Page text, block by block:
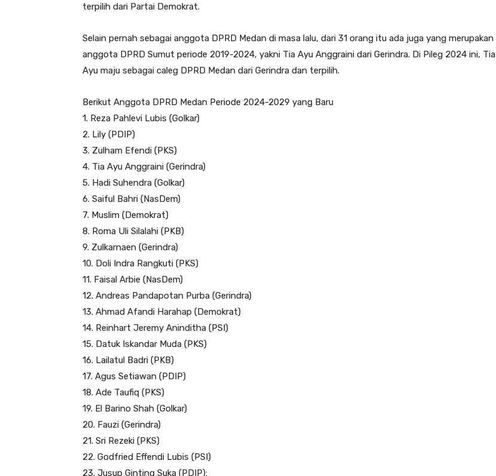
terpilih dari Partai Demokrat.
Selain pernah sebagai anggota DPRD Medan di masa lalu, dari 31 orang itu ada juga yang merupakan
anggota DPRD Sumut periode 2019-2024, yakni Tia Ayu Anggraini dari Gerindra. Di Pileg 2024 ini, Tia
Ayu maju sebagai caleg DPRD Medan dari Gerindra dan terpilih.
Berikut Anggota DPRD Medan Periode 2024-2029 yang Baru
1. Reza Pahlevi Lubis (Golkar)
2. Lily (PDIP)
3. Zulham Efendi (PKS)
4. Tia Ayu Anggraini (Gerindra)
5. Hadi Suhendra (Golkar)
6. Saiful Bahri (NasDem)
7. Muslim (Demokrat)
8. Roma Uli Silalahi (PKB)
9. Zulkarnaen (Gerindra)
10. Doli Indra Rangkuti (PKS)
11. Faisal Arbie (NasDem)
12. Andreas Pandapotan Purba (Gerindra)
13. Ahmad Afandi Harahap (Demokrat)
14. Reinhart Jeremy Aninditha (PSI)
15. Datuk Iskandar Muda (PKS)
16. Lailatul Badri (PKB)
17. Agus Setiawan (PDIP)
18. Ade Taufiq (PKS)
19. El Barino Shah (Golkar)
20. Fauzi (Gerindra)
21. Sri Rezeki (PKS)
22. Godfried Effendi Lubis (PSI)
23. Jusup Ginting Suka (PDIP):